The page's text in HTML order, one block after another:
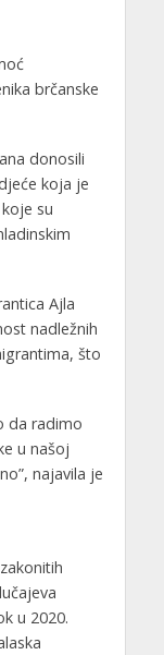
brčanske
donosili
koja je
su
Ajla
nadležnih
što
da radimo
u našoj
najavila je
u 2020.